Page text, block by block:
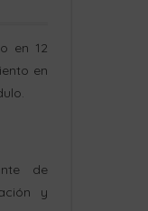
en 12
en
de
y